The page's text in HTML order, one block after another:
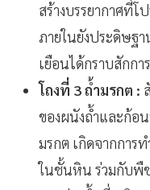
สร้างบรรยากาศที่โ
ภายในยังประดิษฐ
เยือนได้กราบสักก
โถงที่ 3 ถ้ำมรกต :
ของผนังถ้ำและก้อ
มรกต เกิดจากการ
ในชั้นหิน ร่วมกับพื